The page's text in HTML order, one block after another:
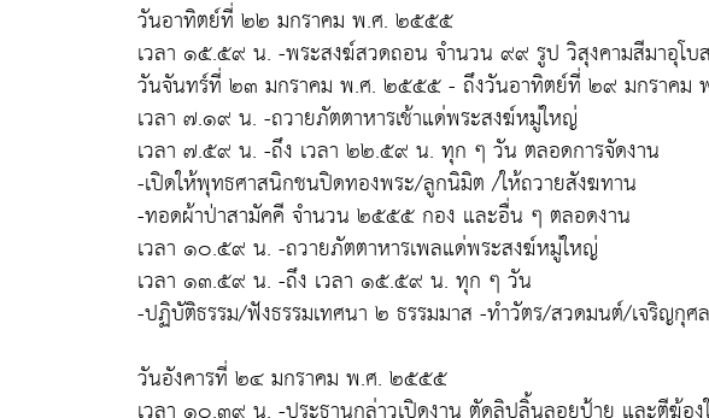
วันอาทิตย์ที่ ๒๒ มกราคม พ.ศ. ๒๕๕๕
เวลา ๑๕.๕๙ น. -พระสงฆ์สวดถอน จำนวน ๙๙ รูป วิสุงคามสีมาอุโบ
วันจันทร์ที่ ๒๓ มกราคม พ.ศ. ๒๕๕๕ - ถึงวันอาทิตย์ที่ ๒๙ มกราค
เวลา ๗.๑๙ น. -ถวายภัตตาหารเช้าแด่พระสงฆ์หมู่ใหญ่
เวลา ๗.๕๙ น. -ถึง เวลา ๒๒.๕๙ น. ทุก ๆ วัน ตลอดการจัดงาน
-เปิดให้พุทธศาสนิกชนปิดทองพระ/ลูกนิมิต /ให้ถวายสังฆทาน
-ทอดผ้าป่าสามัคคี จำนวน ๒๕๕๕ กอง และอื่น ๆ ตลอดงาน
เวลา ๑๐.๕๙ น. -ถวายภัตตาหารเพลแด่พระสงฆ์หมู่ใหญ่
เวลา ๑๓.๕๙ น. -ถึง เวลา ๑๕.๕๙ น. ทุก ๆ วัน
-ปฏิบัติธรรม/ฟังธรรมเทศนา ๒ ธรรมมาส -ทำวัตร/สวดมนต์/เจริญกุศ
วันอังคารที่ ๒๔ มกราคม พ.ศ. ๒๕๕๕